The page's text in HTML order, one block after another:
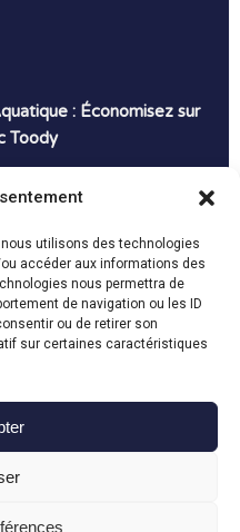
utilisons des technologies
accéder aux informations des
nous permettra de
de navigation ou les ID
ou de retirer son
sur certaines caractéristiques
: Économisez sur
Toody
: Économisez sur vos
Toody
Bon plans
2024
de cookies